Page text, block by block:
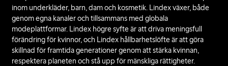
inom underkläder, barn, dam och kosmetik. Lindex växer, både
genom egna kanaler och tillsammans med globala
modeplattformar. Lindex högre syfte är att driva meningsfull
förändring för kvinnor, och Lindex hållbarhetslöfte är att göra
skillnad för framtida generationer genom att stärka kvinnan,
respektera planeten och stå upp för mänskliga rättigheter.